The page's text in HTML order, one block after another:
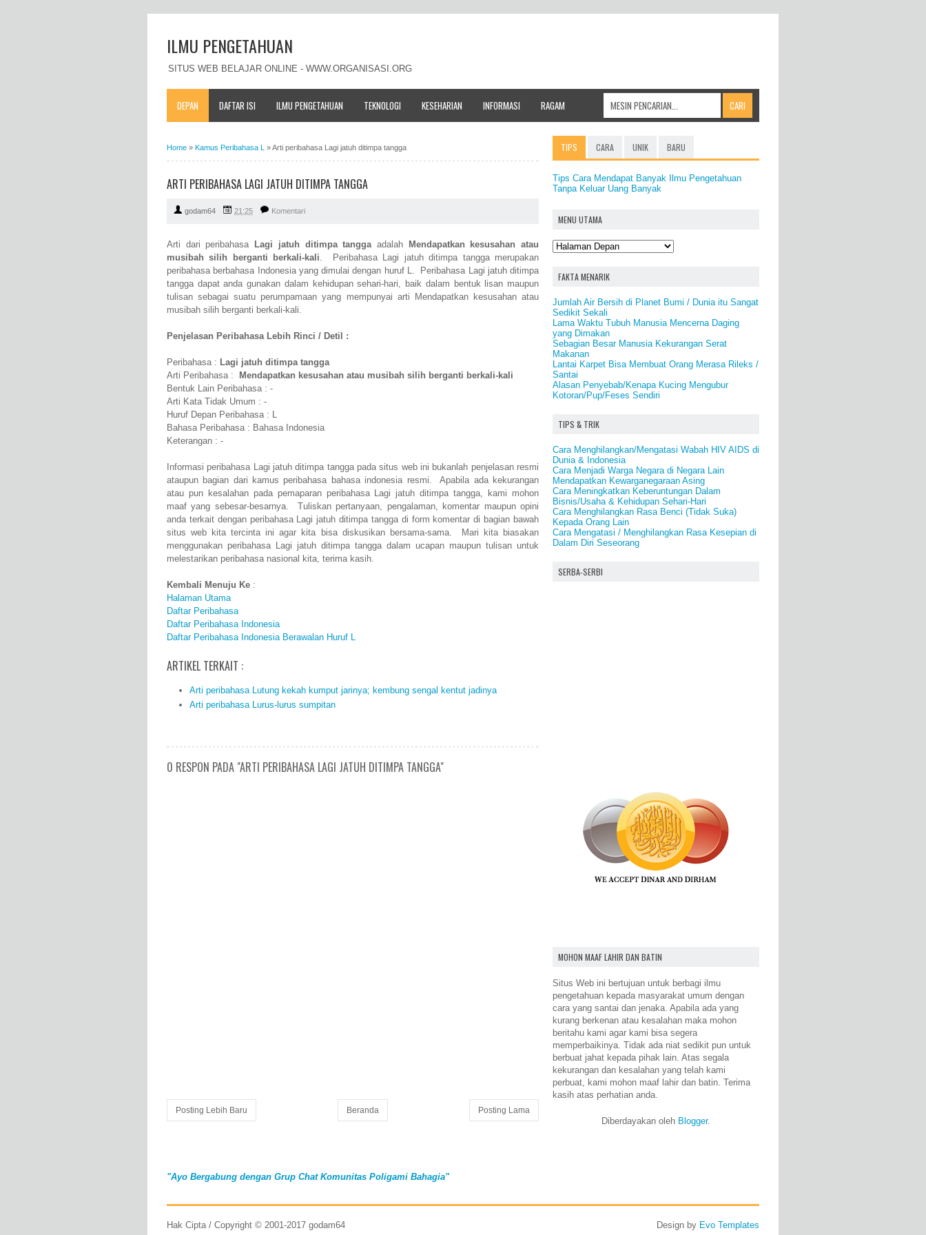
ILMU PENGETAHUAN
SITUS WEB BELAJAR ONLINE - WWW.ORGANISASI.ORG
DEPAN DAFTAR ISI ILMU PENGETAHUAN TEKNOLOGI KESEHARIAN INFORMASI RAGAM
Home » Kamus Peribahasa L »Arti peribahasa Lagi jatuh ditimpa tangga
ARTI PERIBAHASA LAGI JATUH DITIMPA TANGGA
godam64 21:25 Komentari
Arti dari peribahasa Lagi jatuh ditimpa tanggaadalah
Mendapatkan kesusahan atau
musibah silih berganti berkali-kali. Peribahasa Lagi jatuh ditimpa tangga merupakan
peribahasa berbahasa Indonesia yang dimulai dengan huruf L. Peribahasa Lagi jatuh ditimpa
tangga dapat anda gunakan dalam kehidupan sehari-hari, baik dalam bentuk lisan maupun
tulisan sebagai suatu perumpamaan yang mempunyai arti Mendapatkan kesusahan atau
musibah silih berganti berkali-kali.
Penjelasan Peribahasa Lebih Rinci / Detil :
Peribahasa : Lagi jatuh ditimpa tangga
Arti Peribahasa :
Mendapatkan kesusahan atau musibah silih berganti berkali-kali
Bentuk Lain Peribahasa : -
Arti Kata Tidak Umum : -
Huruf Depan Peribahasa : L
Bahasa Peribahasa : Bahasa Indonesia
Keterangan : -
Informasi peribahasa Lagi jatuh ditimpa tangga pada situs web ini bukanlah penjelasan resmi
ataupun bagian dari kamus peribahasa bahasa indonesia resmi. Apabila ada kekurangan
atau pun kesalahan pada pemaparan peribahasa Lagi jatuh ditimpa tangga, kami mohon
maaf yang sebesar-besarnya. Tuliskan pertanyaan, pengalaman, komentar maupun opini
anda terkait dengan peribahasa Lagi jatuh ditimpa tangga di form komentar di bagian bawah
situs web kita tercinta ini agar kita bisa diskusikan bersama-sama. Mari kita biasakan
menggunakan peribahasa Lagi jatuh ditimpa tangga dalam ucapan maupun tulisan untuk
melestarikan peribahasa nasional kita, terima kasih.
Kembali Menuju Ke :
Halaman Utama
Daftar Peribahasa
Daftar Peribahasa Indonesia
Daftar Peribahasa Indonesia Berawalan Huruf L
ARTIKEL TERKAIT :
Arti peribahasa Lutung kekah kumput jarinya; kembung sengal kentut jadinya
Arti peribahasa Lurus-lurus sumpitan
0 RESPON PADA "ARTI PERIBAHASA LAGI JATUH DITIMPA TANGGA"
Posting Lebih Baru Posting Lama
Beranda
"Ayo Bergabung dengan Grup Chat Komunitas Poligami Bahagia"
TIPS CARA UNIK BARU
Tips Cara Mendapat Banyak Ilmu Pengetahuan
Tanpa Keluar Uang Banyak
MENU UTAMA
FAKTA MENARIK
Jumlah Air Bersih di Planet Bumi / Dunia itu Sangat
Sedikit Sekali
Lama Waktu Tubuh Manusia Mencerna Daging
yang Dimakan
Sebagian Besar Manusia Kekurangan Serat
Makanan
Lantai Karpet Bisa Membuat Orang Merasa Rileks /
Santai
Alasan Penyebab/Kenapa Kucing Mengubur
Kotoran/Pup/Feses Sendiri
TIPS & TRIK
Cara Menghilangkan/Mengatasi Wabah HIV AIDS di
Dunia & Indonesia
Cara Menjadi Warga Negara di Negara Lain
Mendapatkan Kewarganegaraan Asing
Cara Meningkatkan Keberuntungan Dalam
Bisnis/Usaha & Kehidupan Sehari-Hari
Cara Menghilangkan Rasa Benci (Tidak Suka)
Kepada Orang Lain
Cara Mengatasi / Menghilangkan Rasa Kesepian di
Dalam Diri Seseorang
SERBA-SERBI
MOHON MAAF LAHIR DAN BATIN
Situs Web ini bertujuan untuk berbagi ilmu
pengetahuan kepada masyarakat umum dengan
cara yang santai dan jenaka. Apabila ada yang
kurang berkenan atau kesalahan maka mohon
beritahu kami agar kami bisa segera
memperbaikinya. Tidak ada niat sedikit pun untuk
berbuat jahat kepada pihak lain. Atas segala
kekurangan dan kesalahan yang telah kami
perbuat, kami mohon maaf lahir dan batin. Terima
kasih atas perhatian anda.
Diberdayakan oleh Blogger.
Hak Cipta / Copyright © 2001-2017 godam64 Design by Evo Templates